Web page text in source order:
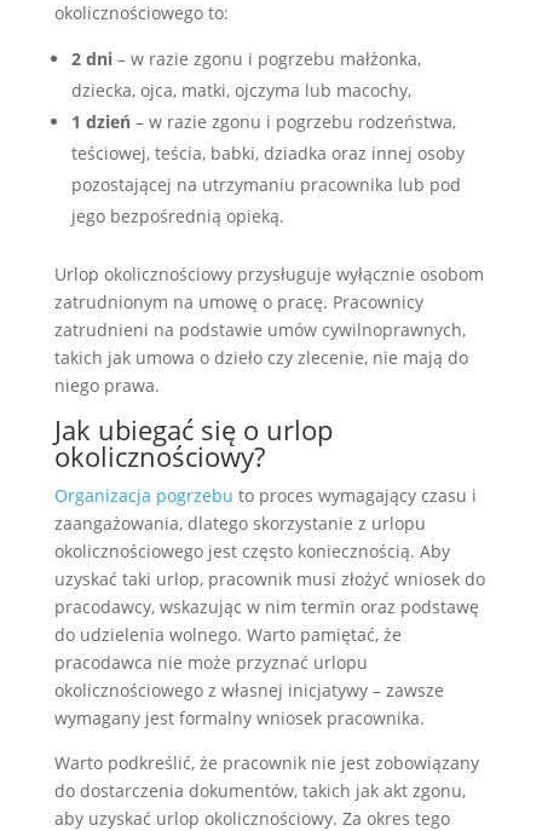
okolicznościowego to:
2 dni– w razie zgonu i pogrzebu małżonka,
dziecka, ojca, matki, ojczyma lub macochy,
1 dzień– w razie zgonu i pogrzebu rodzeństwa,
teściowej, teścia, babki, dziadka oraz innej osoby
pozostającej na utrzymaniu pracownika lub pod
jego bezpośrednią opieką.
Urlop okolicznościowy przysługuje wyłącznie osobom
zatrudnionym na umowę o pracę. Pracownicy
zatrudnieni na podstawie umów cywilnoprawnych,
takich jak umowa o dzieło czy zlecenie, nie mają do
niego prawa.
Jak ubiegać się o urlop
okolicznościowy?
Organizacja pogrzebu to proces wymagający czasu i
zaangażowania, dlatego skorzystanie z urlopu
okolicznościowego jest często koniecznością. Aby
uzyskać taki urlop, pracownik musi złożyć wniosek do
pracodawcy, wskazując w nim termin oraz podstawę
do udzielenia wolnego. Warto pamiętać, że
pracodawca nie może przyznać urlopu
okolicznościowego z własnej inicjatywy – zawsze
wymagany jest formalny wniosek pracownika.
Warto podkreślić, że pracownik nie jest zobowiązany
do dostarczenia dokumentów, takich jak akt zgonu,
aby uzyskać urlop okolicznościowy. Za okres tego